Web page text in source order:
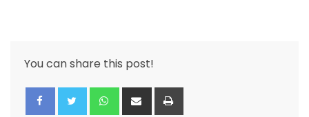
You can share this post!
Whatsapp
Share
via